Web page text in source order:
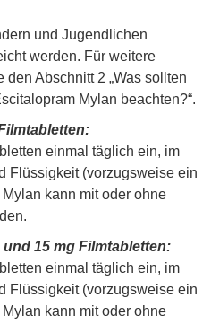
und Jugendlichen
werden. Für weitere
den Abschnitt 2 „Was sollten
Mylan beachten?“.
einmal täglich ein, im
Flüssigkeit (vorzugsweise ein
kann mit oder ohne
15 mg Filmtabletten:
einmal täglich ein, im
Flüssigkeit (vorzugsweise ein
kann mit oder ohne